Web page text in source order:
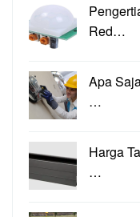
Red…
Apa
…
Harga
…